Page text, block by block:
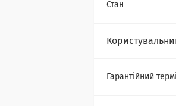
Стан
Гарантійний